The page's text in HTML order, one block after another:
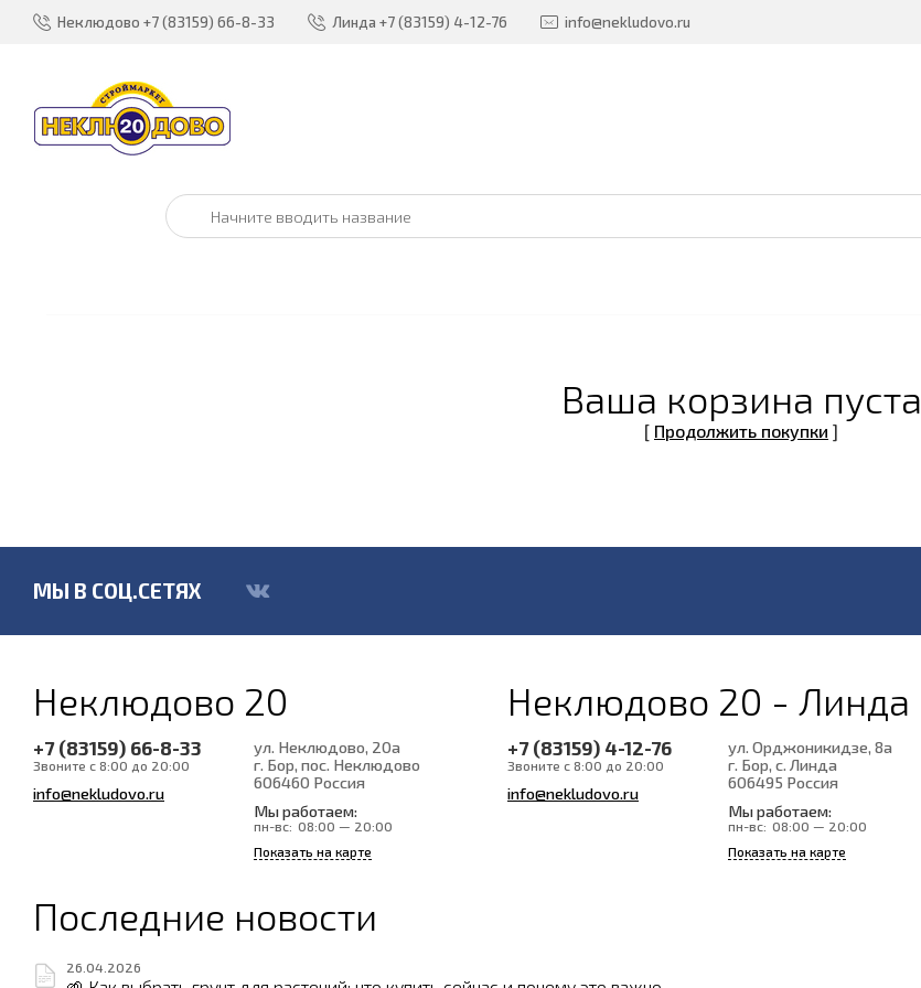
Неклюдово +7 (83159) 66-8-33 Линда +7 (83159) 4-12-76 info@nekludovo.ru
Ваша корзина пуста
[ Продолжить покупки ]
МЫ В СОЦ.СЕТЯХ
Неклюдово 20
+7 (83159) 66-8-33
Звоните с 8:00 до 20:00
info@nekludovo.ru
ул. Неклюдово, 20а
г. Бор, пос. Неклюдово
606460 Россия
Мы работаем:
пн-вс: 08:00 — 20:00
Показать на карте
Неклюдово 20 - Линда
+7 (83159) 4-12-76
Звоните с 8:00 до 20:00
info@nekludovo.ru
ул. Орджоникидзе, 8а
г. Бор, с. Линда
606495 Россия
Мы работаем:
пн-вс: 08:00 — 20:00
Показать на карте
Последние новости
26.04.2026